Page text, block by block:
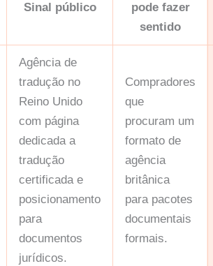
Sinal público
pode fazer
sentido
Agência de
tradução no
Reino Unido
com página
dedicada a
tradução
certificada e
posicionamento
para
documentos
jurídicos.
Compradores
que
procuram um
formato de
agência
britânica
para pacotes
documentais
formais.